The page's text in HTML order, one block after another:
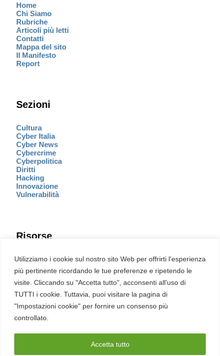
Utilizziamo i cookie sul nostro sito Web per offrirti l'esperienza
più pertinente ricordando le tue preferenze e ripetendo le
visite. Cliccando su "Accetta tutto", acconsenti all'uso di
TUTTI i cookie. Tuttavia, puoi visitare la pagina di
"Impostazioni cookie" per fornire un consenso più
controllato.
Accetta tutto
Home
Chi Siamo
Rubriche
Articoli più letti
Contatti
Mappa del sito
Il Manifesto
Report
Sezioni
Cultura
Cyber Italia
Cyber News
Cybercrime
Cyberpolitica
Diritti
Hacking
Innovazione
Vulnerabilità
Risorse
Eventi
Fumetto Cyber
Newsletter
Servizi
Pubblicità
English
Ultime CVE critiche